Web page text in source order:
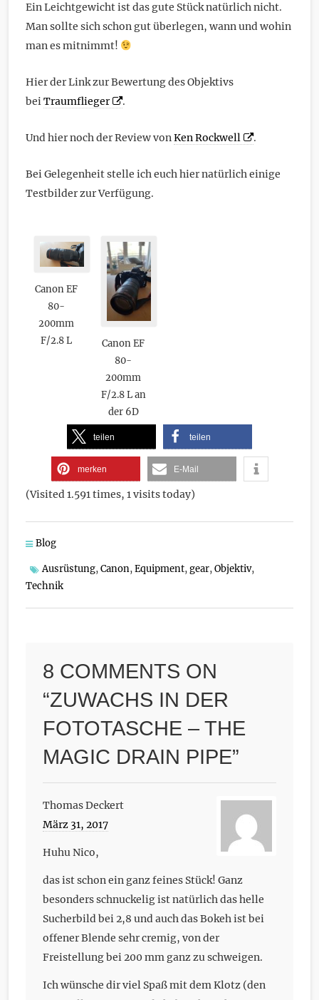
Ein Leichtgewicht ist das gute Stück natürlich nicht.
Man sollte sich schon gut überlegen, wann und wohin
man es mitnimmt!
Hier der Link zur Bewertung des Objektivs
beiTraumflieger .
Und hier noch der Review vonKen Rockwell .
Bei Gelegenheit stelle ich euch hier natürlich einige
Testbilder zur Verfügung.
Canon EF
80-
200mm
F/2.8 L
Canon EF
80-
200mm
F/2.8 L an
der 6D
teilen teilen
merken E-Mail
(Visited 1.591 times, 1 visits today)
Blog
Ausrüstung,Canon,Equipment,gear,Objektiv,
Technik
8 COMMENTS ON
“ZUWACHS IN DER
FOTOTASCHE – THE
MAGIC DRAIN PIPE”
Thomas Deckert
März 31, 2017
Huhu Nico,
das ist schon ein ganz feines Stück! Ganz
besonders schnuckelig ist natürlich das helle
Sucherbild bei 2,8 und auch das Bokeh ist bei
offener Blende sehr cremig, von der
Freistellung bei 200 mm ganz zu schweigen.
Ich wünsche dir viel Spaß mit dem Klotz (den